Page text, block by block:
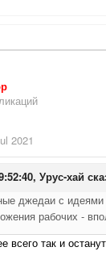
2021
Урус-хай
джедаи с
рабочих -
всего так и